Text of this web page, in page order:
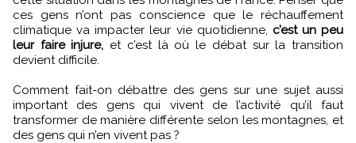
ces gens n’ont pas conscience que le réchauffement
climatique va impacter leur vie quotidienne, c’est un peu
leur faire injure, et c’est là où le débat sur la transition
devient difficile.
Comment fait-on débattre des gens sur une sujet aussi
important des gens qui vivent de l’activité qu’il faut
transformer de manière différente selon les montagnes, et
des gens qui n’en vivent pas ?